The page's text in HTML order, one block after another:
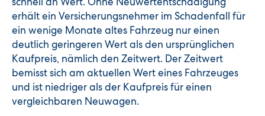
erhält ein Versicherungsnehmer im Schadenfall für
ein wenige Monate altes Fahrzeug nur einen
deutlich geringeren Wert als den ursprünglichen
Kaufpreis, nämlich den Zeitwert. Der Zeitwert
bemisst sich am aktuellen Wert eines Fahrzeuges
und ist niedriger als der Kaufpreis für einen
vergleichbaren Neuwagen.